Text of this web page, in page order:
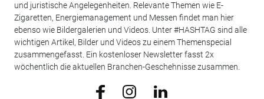
und juristische Angelegenheiten. Relevante Themen wie E-
Zigaretten, Energiemanagement und Messen findet man hier
ebenso wie Bildergalerien und Videos. Unter #HASHTAG sind alle
wichtigen Artikel, Bilder und Videos zu einem Themenspecial
zusammengefasst. Ein kostenloser Newsletter fasst 2x
wöchentlich die aktuellen Branchen-Geschehnisse zusammen.